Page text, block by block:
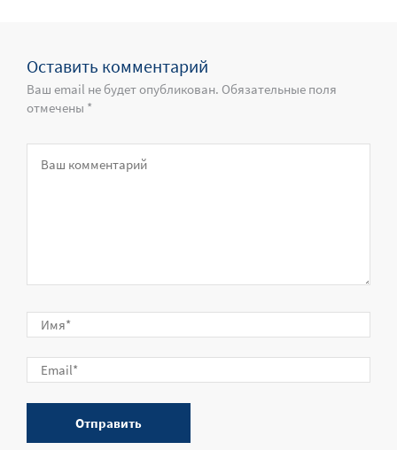
Оставить комментарий
Ваш email не будет опубликован. Обязательные поля
отмечены *